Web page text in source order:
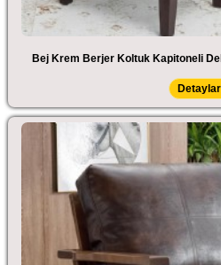
Bej Krem Berjer Koltuk Kapitoneli